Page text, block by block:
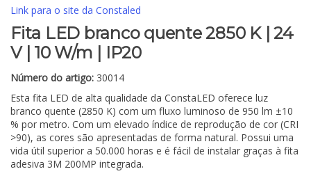
Link para o site da Constaled
Fita LED branco quente 2850 K | 24
V | 10 W/m | IP20
Número do artigo: 30014
Esta fita LED de alta qualidade da ConstaLED oferece luz
branco quente (2850 K) com um fluxo luminoso de 950 lm ±10
% por metro. Com um elevado índice de reprodução de cor (CRI
>90), as cores são apresentadas de forma natural. Possui uma
vida útil superior a 50.000 horas e é fácil de instalar graças à fita
adesiva 3M 200MP integrada.